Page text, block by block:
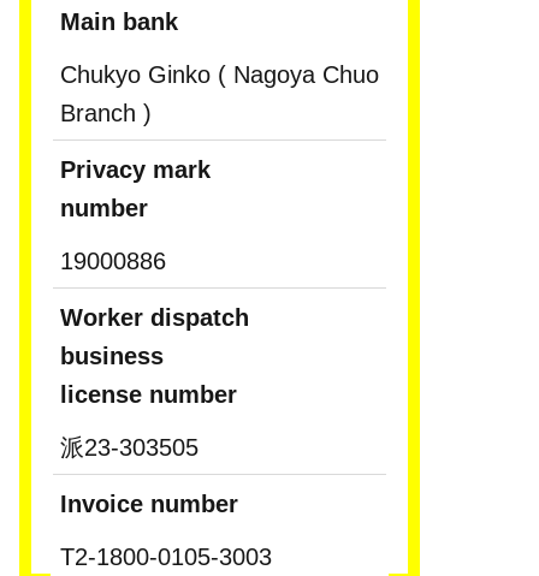
Main bank
Chukyo Ginko ( Nagoya Chuo
Branch )
Privacy mark
number
19000886
Worker dispatch
business
license number
派23-303505
Invoice number
T2-1800-0105-3003